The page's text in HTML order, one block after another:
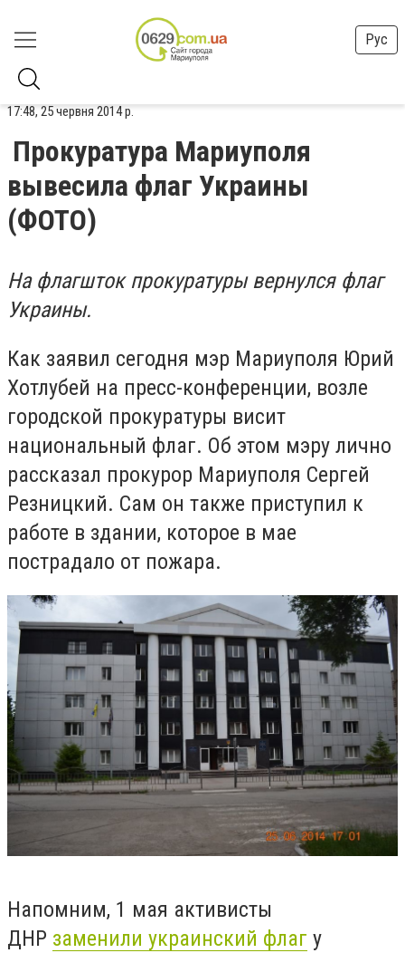
Рус
17:48, 25 червня 2014 р.
Прокуратура Мариуполя
вывесила флаг Украины
(ФОТО)
На флагшток прокуратуры вернулся флаг
Украины.
Как заявил сегодня мэр Мариуполя Юрий
Хотлубей на пресс-конференции, возле
городской прокуратуры висит
национальный флаг. Об этом мэру лично
рассказал прокурор Мариуполя Сергей
Резницкий. Сам он также приступил к
работе в здании, которое в мае
пострадало от пожара.
Напомним, 1 мая активисты
ДНР заменили украинский флаг у